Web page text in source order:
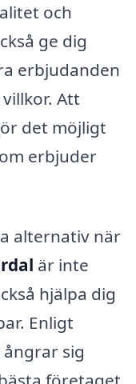
och
ge dig
erbjudanden
Att
det möjligt
erbjuder
alternativ när
är inte
hjälpa dig
Enligt
sig